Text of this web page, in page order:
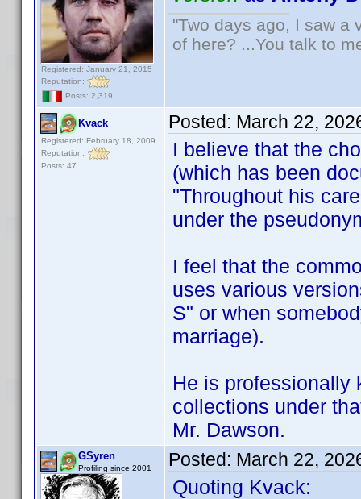
Registered: January 21, 2015
Reputation:
Posts: 2,319
"Two days ago, I saw a
of here? ...You talk to
Kvack
Registered: February 18, 2009
Reputation:
Posts: 47
Posted: March 22,
I believe that the
(which has been
"Throughout his
under the
I feel that the
uses various
S" or when
marriage).
He is professionally
collections under
Mr. Dawson.
GSyren
Profiling since 2001 Posted: March 22,
Quoting Kvack: